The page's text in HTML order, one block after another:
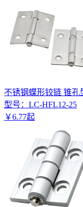
不锈钢蝶形铰链 锥孔
型号： LC-HFL12-25
￥6.77起